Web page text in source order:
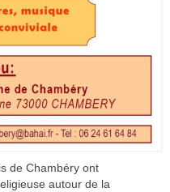
de Chambéry ont
autour de la